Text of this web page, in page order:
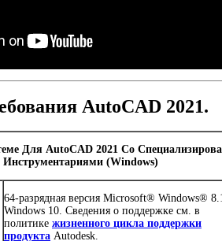
AutoCAD 2021.
Для AutoCAD 2021 Со
Инструментариями (Windows)
64-разрядная версия Microsoft® Windows®
Windows 10. Сведения о поддержке см. в
политике жизненного цикла поддержки
продукта Autodesk.